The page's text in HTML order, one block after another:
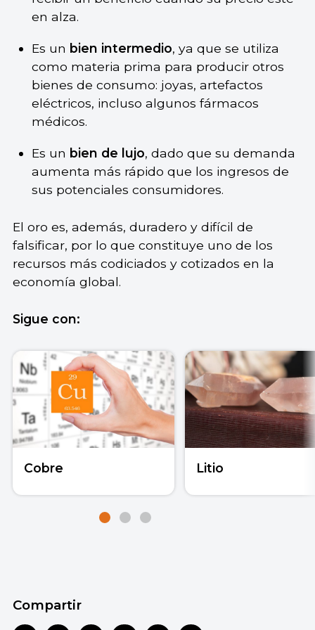
en alza.
Es un bien intermedio, ya que se utiliza
como materia prima para producir otros
bienes de consumo: joyas, artefactos
eléctricos, incluso algunos fármacos
médicos.
Es un bien de lujo, dado que su demanda
aumenta más rápido que los ingresos de
sus potenciales consumidores.
El oro es, además, duradero y difícil de
falsificar, por lo que constituye uno de los
recursos más codiciados y cotizados en la
economía global.
Sigue con:
Cobre Litio
Compartir